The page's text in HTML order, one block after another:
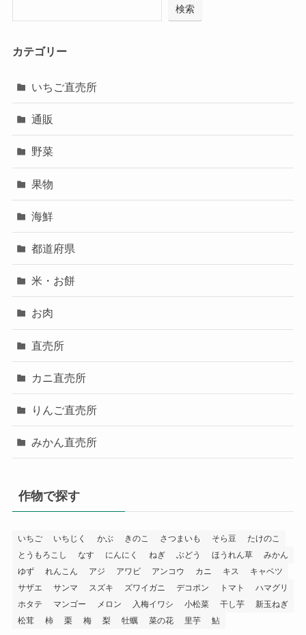
検索
カテゴリー
いちご直売所
通販
野菜
果物
海鮮
都道府県
米・お餅
お肉
直売所
カニ直売所
りんご直売所
みかん直売所
作物で探す
いちご いちじく かぶ きのこ さつまいも そら豆
たけのこ
とうもろこし
なす にんにく ねぎ ぶどう ほうれん草
みかん
ゆず
れんこん アジ アワビ アンコウ カニ キス
キャベツ
サザエ
サンマ スズキ ズワイガニ デコポン トマト
ハマグリ
ホタテ
マンゴー メロン 入梅イワシ 小松菜 干し芋
新玉ねぎ
松茸
柿 栗 梅 梨 牡蠣 菜の花 里芋 鮎